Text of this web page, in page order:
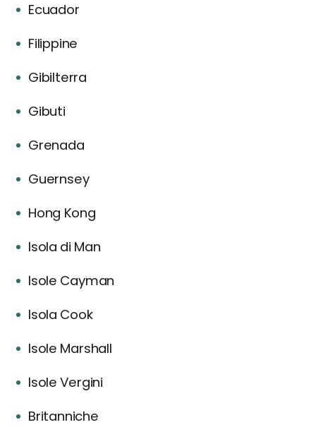
Ecuador
Filippine
Gibilterra
Gibuti
Grenada
Guernsey
Hong Kong
Isola di Man
Isole Cayman
Isola Cook
Isole Marshall
Isole Vergini
Britanniche